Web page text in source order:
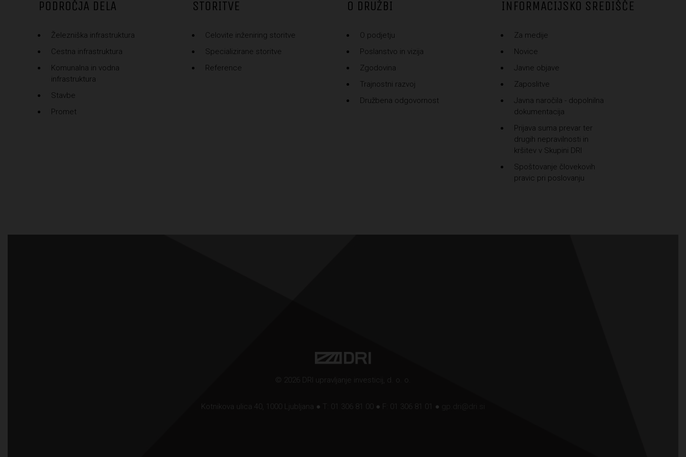
PODROČJA DELA
Železniška infrastruktura
Cestna infrastruktura
Komunalna in vodna
infrastruktura
Stavbe
Promet
STORITVE
Celovite inženiring storitve
Specializirane storitve
Reference
O DRUŽBI
O podjetju
Poslanstvo in vizija
Zgodovina
Trajnostni razvoj
Družbena odgovornost
INFORMACIJSKO SREDIŠČE
Za medije
Novice
Javne objave
Zaposlitve
Javna naročila - dopolnilna
dokumentacija
Prijava suma prevar ter
drugih nepravilnosti in
kršitev v Skupini DRI
Spoštovanje človekovih
pravic pri poslovanju
© 2026 DRI upravljanje investicij, d. o. o.
Kotnikova ulica 40, 1000 Ljubljana ● T: 01 306 81 00 ● F: 01 306 81 01 ●